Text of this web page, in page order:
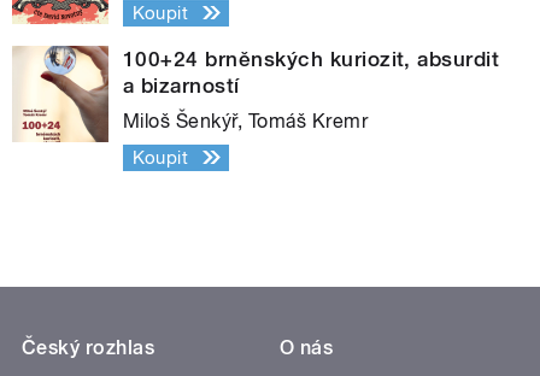
Koupit
100+24 brněnských kuriozit, absurdit
a bizarností
Miloš Šenkýř, Tomáš Kremr
Koupit
Český rozhlas
O nás